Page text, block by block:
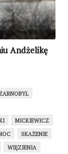
Andżelikę
MICKIEWICZ
SKAŻENIE
WIĘZIENIA